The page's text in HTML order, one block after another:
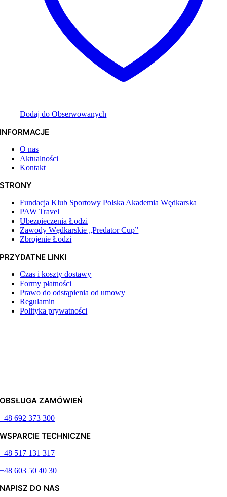
Dodaj do Obserwowanych
INFORMACJE
O nas
Aktualności
Kontakt
STRONY
Fundacja Klub Sportowy Polska Akademia Wędkarska
PAW Travel
Ubezpieczenia Łodzi
Zawody Wędkarskie „Predator Cup”
Zbrojenie Łodzi
PRZYDATNE LINKI
Czas i koszty dostawy
Formy płatności
Prawo do odstąpienia od umowy
Regulamin
Polityka prywatności
OBSŁUGA ZAMÓWIEŃ
+48 692 373 300
WSPARCIE TECHNICZNE
+48 517 131 317
+48 603 50 40 30
NAPISZ DO NAS